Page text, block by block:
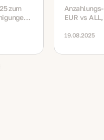
zum
EUR vs
einfach
19.08.2025